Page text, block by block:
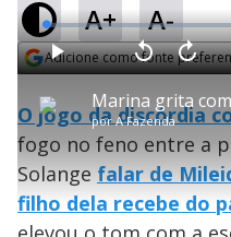
A+ A-
Adicione como fonte
l
porA Fazenda
P V
t
a
r
0
g
n
d
s
A
n
ç
a
1
s
e
u
n
o
L
o
a
d
e
:
1
.
1
7
%
O jogo da discórdia
fogo no feno entre a
Solangefalar de
filho dela recebe do